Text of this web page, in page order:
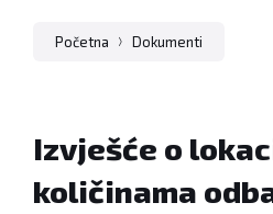
Početna Dokumenti
Izvješće o
količinama